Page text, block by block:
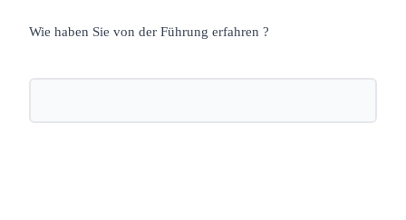
Wie haben Sie von der Führung erfahren ?